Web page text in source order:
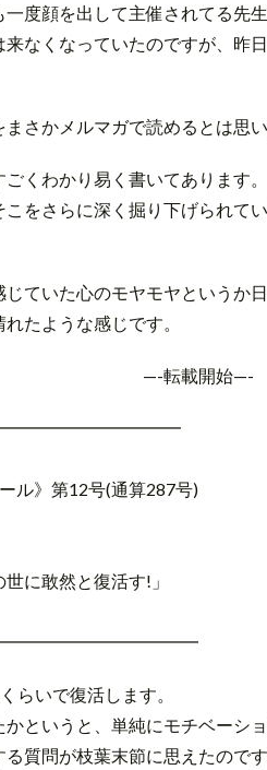
度顔を出して主催されてる先
なくなっていたのですが、昨日
さかメルマガで読めるとは思
くわかり易く書いてあります。
こをさらに深く掘り下げられて
ていた心のモヤモヤというか
たような感じです。
—-転載開始—-
ル》第12号(通算287号)
敢然と復活す!」
らいで復活します。
というと、単純にモチベーシ
質問が枝葉末節に思えたのです